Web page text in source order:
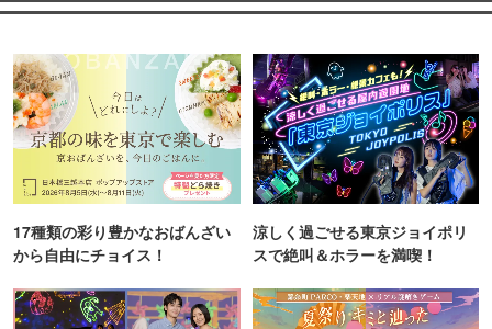
17種類の彩り豊かなおばんざい
から自由にチョイス！
涼しく過ごせる東京ジョイポリ
スで絶叫＆ホラーを満喫！